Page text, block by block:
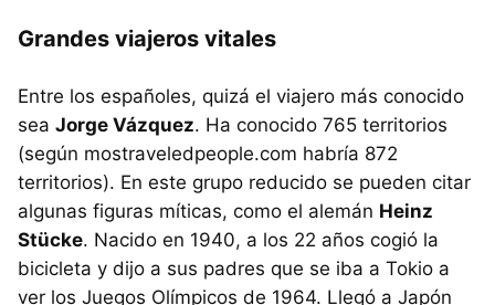
Grandes viajeros vitales
Entre los españoles, quizá el viajero más conocido
sea Jorge Vázquez. Ha conocido 765 territorios
(según mostraveledpeople.com habría 872
territorios). En este grupo reducido se pueden citar
algunas figuras míticas, como el alemán Heinz
Stücke. Nacido en 1940, a los 22 años cogió la
bicicleta y dijo a sus padres que se iba a Tokio a
ver los Juegos Olímpicos de 1964. Llegó a Japón